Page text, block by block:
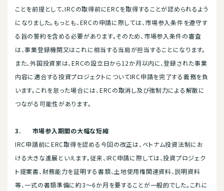
ことを前提として、IRCの取得前にERCを取得することが認められるよう
になりました。もっとも、ERCの申請に際しては、市場参入条件を遵守す
る旨の誓約を含める必要があります。そのため、市場参入条件の審査
は、事業登録機関又はこれに相当する当局が担当することになります。
また、外国投資家は、ERCの設立日から12か月以内に、登録された事業
内容に適合する投資プロジェクトについてIRC申請を完了する義務を負
います。これを怠った場合には、ERCの取消し及び強制力による解散に
つながる可能性があります。
3. 市場参入期間の大幅な短縮
IRC申請前にERC取得を認める今回の改正は、ベトナム投資法制にお
ける大きな進展といえます。従来、IRC申請に際しては、投資プロジェク
ト提案書、財務能力を証明する書類、土地使用権関連資料、説明資料
等、一式の書類準備に約3〜6か月を要することが一般的でした。これに